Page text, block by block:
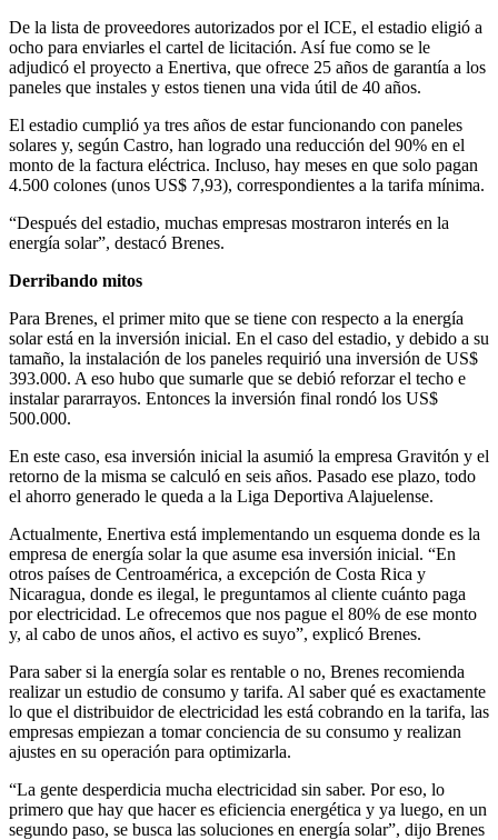
De la lista de proveedores autorizados por el ICE, el estadio eligió a
ocho para enviarles el cartel de licitación. Así fue como se le
adjudicó el proyecto a Enertiva, que ofrece 25 años de garantía a los
paneles que instales y estos tienen una vida útil de 40 años.
El estadio cumplió ya tres años de estar funcionando con paneles
solares y, según Castro, han logrado una reducción del 90% en el
monto de la factura eléctrica. Incluso, hay meses en que solo pagan
4.500 colones (unos US$ 7,93), correspondientes a la tarifa mínima.
“Después del estadio, muchas empresas mostraron interés en la
energía solar”, destacó Brenes.
Derribando mitos
Para Brenes, el primer mito que se tiene con respecto a la energía
solar está en la inversión inicial. En el caso del estadio, y debido a su
tamaño, la instalación de los paneles requirió una inversión de US$
393.000. A eso hubo que sumarle que se debió reforzar el techo e
instalar pararrayos. Entonces la inversión final rondó los US$
500.000.
En este caso, esa inversión inicial la asumió la empresa Gravitón y el
retorno de la misma se calculó en seis años. Pasado ese plazo, todo
el ahorro generado le queda a la Liga Deportiva Alajuelense.
Actualmente, Enertiva está implementando un esquema donde es la
empresa de energía solar la que asume esa inversión inicial. “En
otros países de Centroamérica, a excepción de Costa Rica y
Nicaragua, donde es ilegal, le preguntamos al cliente cuánto paga
por electricidad. Le ofrecemos que nos pague el 80% de ese monto
y, al cabo de unos años, el activo es suyo”, explicó Brenes.
Para saber si la energía solar es rentable o no, Brenes recomienda
realizar un estudio de consumo y tarifa. Al saber qué es exactamente
lo que el distribuidor de electricidad les está cobrando en la tarifa, las
empresas empiezan a tomar conciencia de su consumo y realizan
ajustes en su operación para optimizarla.
“La gente desperdicia mucha electricidad sin saber. Por eso, lo
primero que hay que hacer es eficiencia energética y ya luego, en un
segundo paso, se busca las soluciones en energía solar”, dijo Brenes